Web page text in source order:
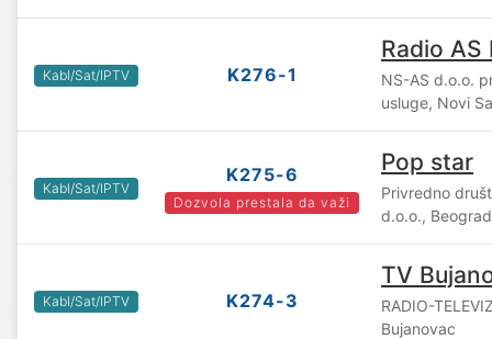
Kabl/Sat/IPTV K276-1
Radio AS
NS-AS d.o.o.
usluge, Novi
Kabl/Sat/IPTV
K275-6
Dozvola prestala da važi
Pop star
Privredno
d.o.o., Beograd
Kabl/Sat/IPTV K274-3
TV
RADIO-
Bujanovac